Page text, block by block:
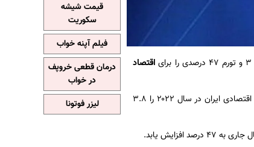
اقتصاد
صندوق بین المللی پول در جدیدترین گزارش خود از سلسله گزارش‌های چشم انداز اقتصادی جهان، رشد اقتصادی ایران در سال ۲۰۲۲ را ۳.۸
قیمت شیشه
سکوریت
فیلم آپنه خواب
درمان قطعی خروپف
در خواب
لیزر فوتونا